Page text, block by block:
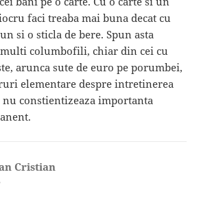
faci treaba mai buna decat cu
si o sticla de bere. Spun asta
columbofili, chiar din cei cu
arunca sute de euro pe porumbei,
elementare despre intretinerea
constientizeaza importanta
Cristian